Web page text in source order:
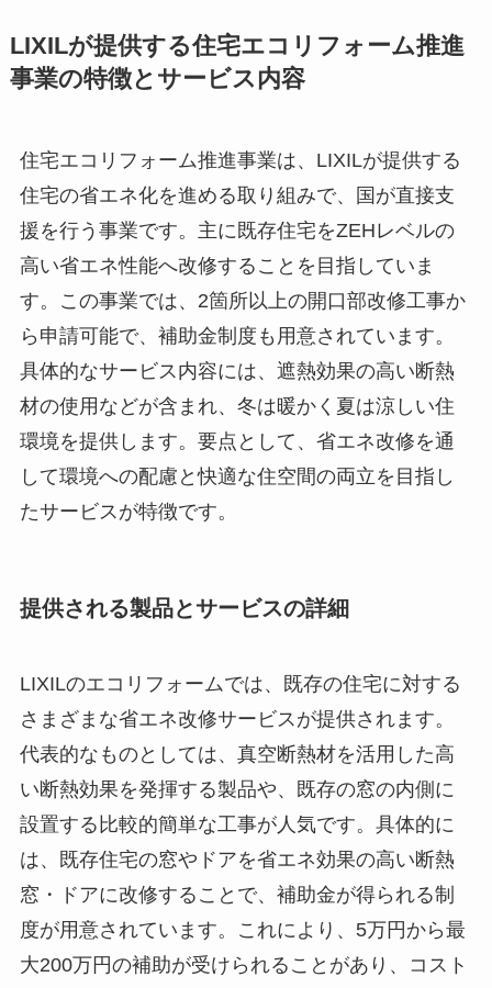
LIXILが提供する住宅エコリフォーム推進
事業の特徴とサービス内容
住宅エコリフォーム推進事業は、LIXILが提供する
住宅の省エネ化を進める取り組みで、国が直接支
援を行う事業です。主に既存住宅をZEHレベルの
高い省エネ性能へ改修することを目指していま
す。この事業では、2箇所以上の開口部改修工事か
ら申請可能で、補助金制度も用意されています。
具体的なサービス内容には、遮熱効果の高い断熱
材の使用などが含まれ、冬は暖かく夏は涼しい住
環境を提供します。要点として、省エネ改修を通
して環境への配慮と快適な住空間の両立を目指し
たサービスが特徴です。
提供される製品とサービスの詳細
LIXILのエコリフォームでは、既存の住宅に対する
さまざまな省エネ改修サービスが提供されます。
代表的なものとしては、真空断熱材を活用した高
い断熱効果を発揮する製品や、既存の窓の内側に
設置する比較的簡単な工事が人気です。具体的に
は、既存住宅の窓やドアを省エネ効果の高い断熱
窓・ドアに改修することで、補助金が得られる制
度が用意されています。これにより、5万円から最
大200万円の補助が受けられることがあり、コスト